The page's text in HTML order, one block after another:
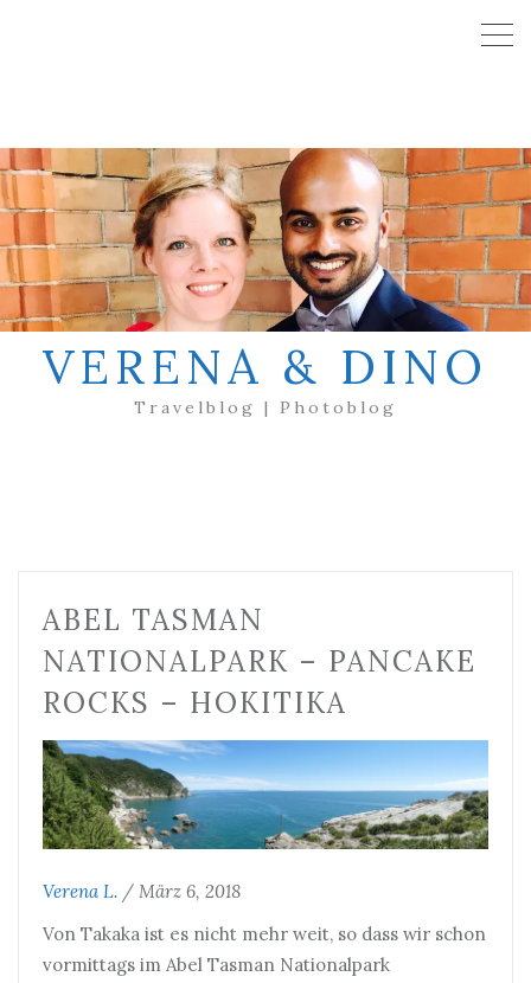
VERENA & DINO
Travelblog | Photoblog
ABEL TASMAN
NATIONALPARK – PANCAKE
ROCKS – HOKITIKA
Verena L. / März 6, 2018
Von Takaka ist es nicht mehr weit, so dass wir schon
vormittags im Abel Tasman Nationalpark